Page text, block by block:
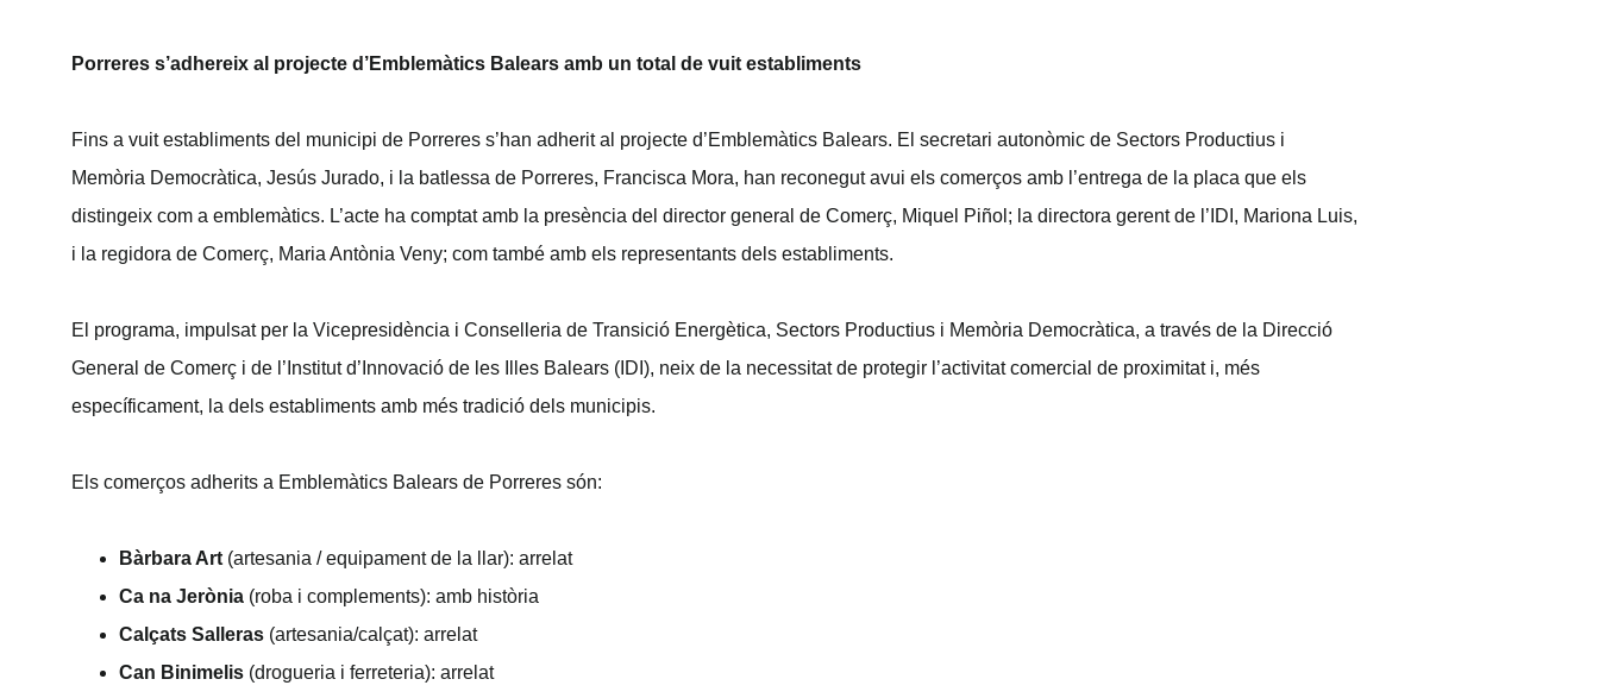
Porreres s’adhereix al projecte d’Emblemàtics Balears amb un total de vuit establiments
Fins a vuit establiments del municipi de Porreres s’han adherit al projecte d’Emblemàtics Balears. El secretari autonòmic de Sectors Productius i
Memòria Democràtica, Jesús Jurado, i la batlessa de Porreres, Francisca Mora, han reconegut avui els comerços amb l’entrega de la placa que els
distingeix com a emblemàtics. L’acte ha comptat amb la presència del director general de Comerç, Miquel Piñol; la directora gerent de l’IDI, Mariona Luis,
i la regidora de Comerç, Maria Antònia Veny; com també amb els representants dels establiments.
El programa, impulsat per la Vicepresidència i Conselleria de Transició Energètica, Sectors Productius i Memòria Democràtica, a través de la Direcció
General de Comerç i de l’Institut d’Innovació de les Illes Balears (IDI), neix de la necessitat de protegir l’activitat comercial de proximitat i, més
específicament, la dels establiments amb més tradició dels municipis.
Els comerços adherits a Emblemàtics Balears de Porreres són:
Bàrbara Art (artesania / equipament de la llar): arrelat
Ca na Jerònia (roba i complements): amb història
Calçats Salleras (artesania/calçat): arrelat
Can Binimelis (drogueria i ferreteria): arrelat